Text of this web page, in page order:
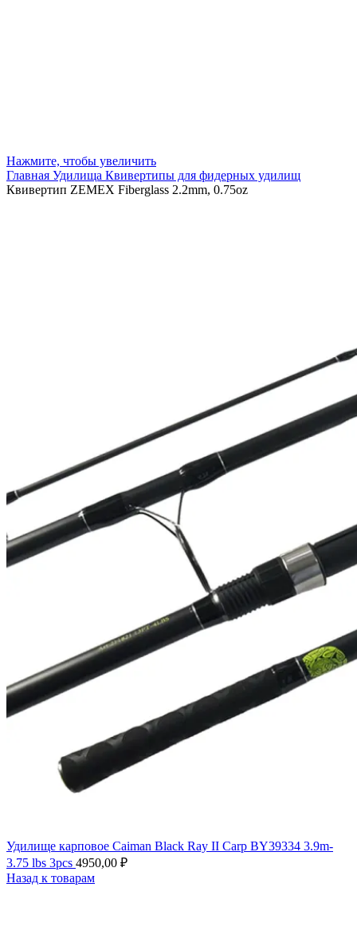
Нажмите, чтобы увеличить
Главная Удилища Квивертипы для фидерных удилищ
Квивертип ZEMEX Fiberglass 2.2mm, 0.75oz
Удилище карповое Caiman Black Ray II Carp BY39334 3.9m-
3.75 lbs 3pcs 4950,00 ₽
Назад к товарам